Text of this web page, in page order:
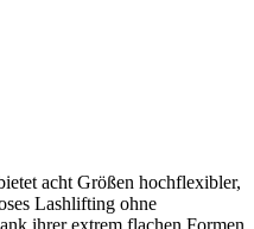
acht Größen hochflexibler,
Lashlifting ohne